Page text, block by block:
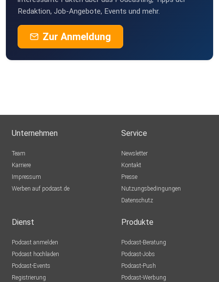
Redaktion, Job-Angebote, Events und mehr.
Zur Anmeldung
Unternehmen
Team
Karriere
Impressum
Werben auf podcast.de
Service
Newsletter
Kontakt
Presse
Nutzungsbedingungen
Datenschutz
Dienst
Podcast anmelden
Podcast hochladen
Podcast-Events
Registrierung
Produkte
Podcast-Beratung
Podcast-Jobs
Podcast-Push
Podcast-Werbung